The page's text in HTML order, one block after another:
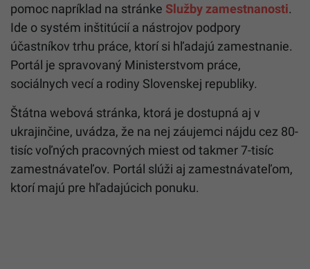
pomoc napríklad na stránke Služby zamestnanosti.
Ide o systém inštitúcií a nástrojov podpory
účastníkov trhu práce, ktorí si hľadajú zamestnanie.
Portál je spravovaný Ministerstvom práce,
sociálnych vecí a rodiny Slovenskej republiky.
Štátna webová stránka, ktorá je dostupná aj v
ukrajinčine, uvádza, že na nej záujemci nájdu cez 80-
tisíc voľných pracovných miest od takmer 7-tisíc
zamestnávateľov. Portál slúži aj zamestnávateľom,
ktorí majú pre hľadajúcich ponuku.